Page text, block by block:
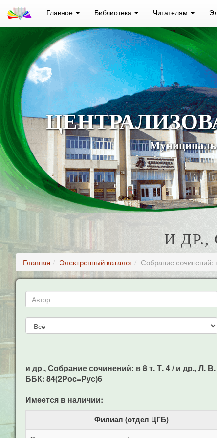
Главное Библиотека Читателям
И ДР.,
Главная Электронный каталог Собрание сочинений:
и др., Собрание сочинений: в 8 т. Т. 4 / и др., Л.
ББК: 84(2Рос=Рус)6
Имеется в наличии:
Филиал (отдел ЦГБ)